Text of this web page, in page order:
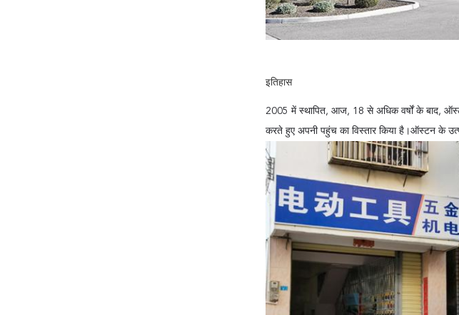
इतिहास
2005 में स्थापित, आज, 18 से अधिक वर्षों के बाद,
करते हुए अपनी पहुंच का विस्तार किया है।ऑस्टन के